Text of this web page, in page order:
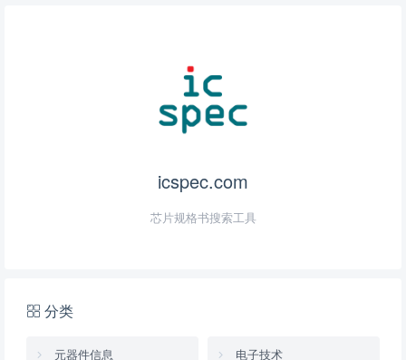
icspec.com
芯片规格书搜索工具
分类
元器件信息 电子技术